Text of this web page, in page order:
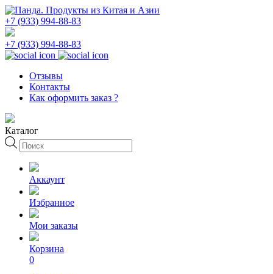
+7 (933) 994-88-83
+7 (933) 994-88-83
Отзывы
Контакты
Как оформить заказ ?
Каталог
Поиск
товаров
Аккаунт
Избранное
Мои заказы
Корзина
0